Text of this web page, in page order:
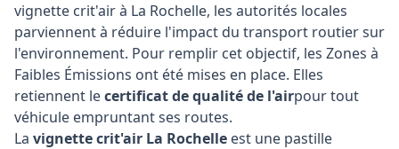
vignette crit'air à La Rochelle, les autorités locales
parviennent à réduire l'impact du transport routier sur
l'environnement. Pour remplir cet objectif, les Zones à
Faibles Émissions ont été mises en place. Elles
retiennent lecertificat de qualité de l'airpour tout
véhicule empruntant ses routes.
La vignette crit'air La Rochelle est une pastille